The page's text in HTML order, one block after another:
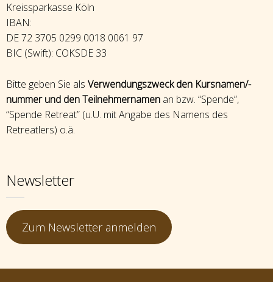
Kreissparkasse Köln
IBAN:
DE 72 3705 0299 0018 0061 97
BIC (Swift): COKSDE 33
Bitte geben Sie als Verwendungszweck den Kursnamen/-
nummer und den Teilnehmernamen an bzw. “Spende”,
“Spende Retreat” (u.U. mit Angabe des Namens des
Retreatlers) o.ä.
Newsletter
Zum Newsletter anmelden